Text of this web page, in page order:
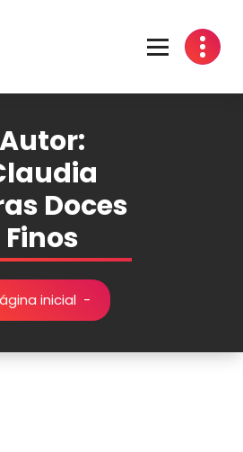
no Portal Noivas. 💍👰
Autor:
Doces
Finos
inicial-